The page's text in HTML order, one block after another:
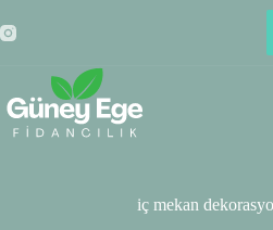
to
content
iç mekan